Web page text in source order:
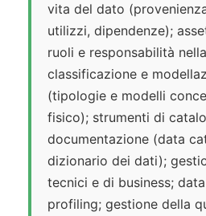
vita del dato
utilizzi, dipendenze);
ruoli e responsabilità
classificazione e
(tipologie e modelli
fisico); strumenti di
documentazione (data
dizionario dei dati);
tecnici e di business;
profiling; gestione della